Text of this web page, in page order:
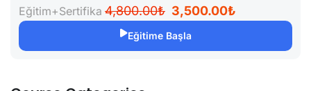
Eğitim+Sertifika 4,800.00₺ 3,500.00₺
Eğitime Başla